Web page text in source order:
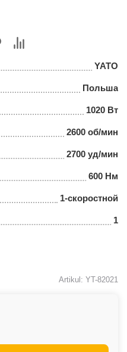
YATO
Польша
1020 Вт
2600 об/мин
2700 уд/мин
600 Нм
1-скоростной
1
Artikul: YT-82021